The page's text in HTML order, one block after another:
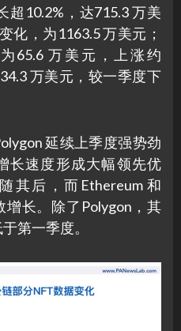
超10.2%，达715.3 万美
化，为1163.5 万美元；
65.6 万美元，上涨约
万美元，较一季度下
延续上季度强势劲
长速度形成大幅领先优
其后，而Ethereum 和
增长。除了Polygon，其
第一季度。